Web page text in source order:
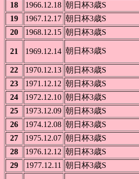
18
1966.12.18 朝日杯3歳S
19
1967.12.17 朝日杯3歳S
20
1968.12.15 朝日杯3歳S
21 1969.12.14 朝日杯3歳S
22 1970.12.13 朝日杯3歳S
23
1971.12.12 朝日杯3歳S
24
1972.12.10 朝日杯3歳S
25
1973.12.09 朝日杯3歳S
26
1974.12.08 朝日杯3歳S
27
1975.12.07 朝日杯3歳S
28
1976.12.12 朝日杯3歳S
29
1977.12.11 朝日杯3歳S